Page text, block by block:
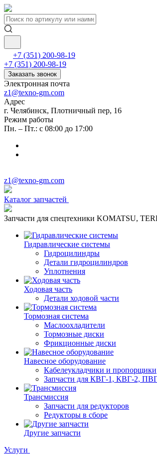
+7 (351) 200-98-19
+7 (351) 200-98-19
Заказать звонок
Электронная почта
z1@texno-gm.com
Адрес
г. Челябинск, Плотничный пер, 16
Режим работы
Пн. – Пт.: с 08:00 до 17:00
z1@texno-gm.com
Каталог запчастей
Запчасти для спецтехники KOMATSU,
Гидравлические системы
Гидроцилиндры
Детали гидроцилиндров
Уплотнения
Ходовая часть
Детали ходовой части
Тормозная система
Маслоохладители
Тормозные диски
Фрикционные диски
Навесное оборудование
Кабелеукладчики и пропорщики
Запчасти для КВГ-1, КВГ-2,
Трансмиссия
Запчасти для редукторов
Редукторы в сборе
Другие запчасти
Услуги